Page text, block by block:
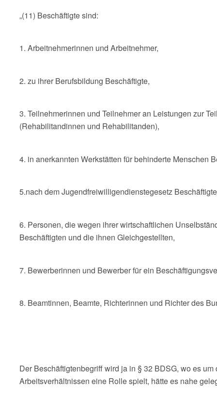
„(11) Beschäftigte sind:
1. Arbeitnehmerinnen und Arbeitnehmer,
2. zu ihrer Berufsbildung Beschäftigte,
3. Teilnehmerinnen und Teilnehmer an Leistungen zur
(Rehabilitandinnen und Rehabilitanden),
4. in anerkannten Werkstätten für behinderte Menschen
5.nach dem Jugendfreiwilligendienstegesetz
6. Personen, die wegen ihrer wirtschaftlichen
Beschäftigten und die ihnen Gleichgestellten,
7. Bewerberinnen und Bewerber für ein
8. Beamtinnen, Beamte, Richterinnen und Richter des
Der Beschäftigtenbegriff wird ja in § 32 BDSG, wo es
Arbeitsverhältnissen eine Rolle spielt, hätte es nahe